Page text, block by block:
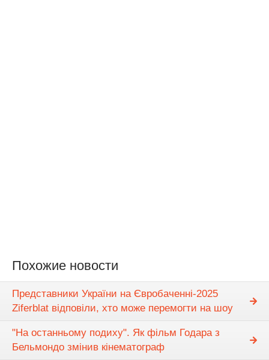
Похожие новости
Представники України на Євробаченні-2025
Ziferblat відповіли, хто може перемогти на шоу
"На останньому подиху". Як фільм Годара з
Бельмондо змінив кінематограф